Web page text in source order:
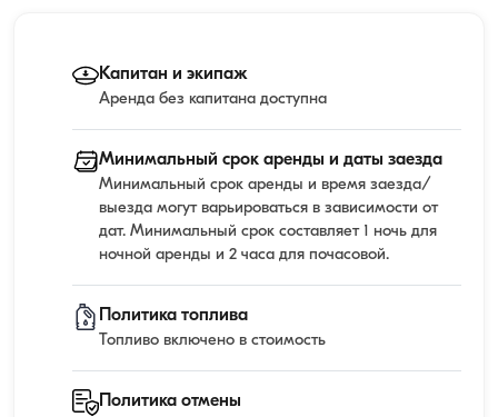
Капитан и экипаж
Аренда без капитана доступна
Минимальный срок аренды и даты заезда
Минимальный срок аренды и время заезда/
выезда могут варьироваться в зависимости от
дат. Минимальный срок составляет 1 ночь для
ночной аренды и 2 часа для почасовой.
Политика топлива
Топливо включено в стоимость
Политика отмены